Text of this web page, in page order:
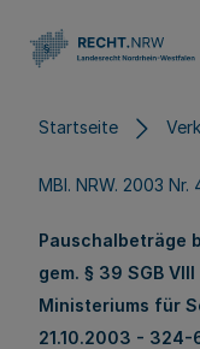
Startseite
MBl. NRW. 2003 Nr.
Pauschalbeträge
gem. § 39 SGB
Ministeriums für
21.10.2003 -